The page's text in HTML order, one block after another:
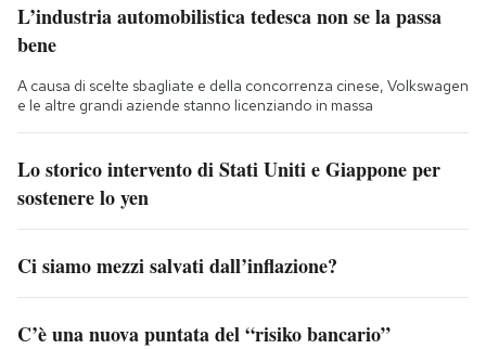
L’industria automobilistica tedesca non se la passa
bene
A causa di scelte sbagliate e della concorrenza cinese, Volkswagen
e le altre grandi aziende stanno licenziando in massa
Lo storico intervento di Stati Uniti e Giappone per
sostenere lo yen
Ci siamo mezzi salvati dall’inflazione?
C’è una nuova puntata del “risiko bancario”